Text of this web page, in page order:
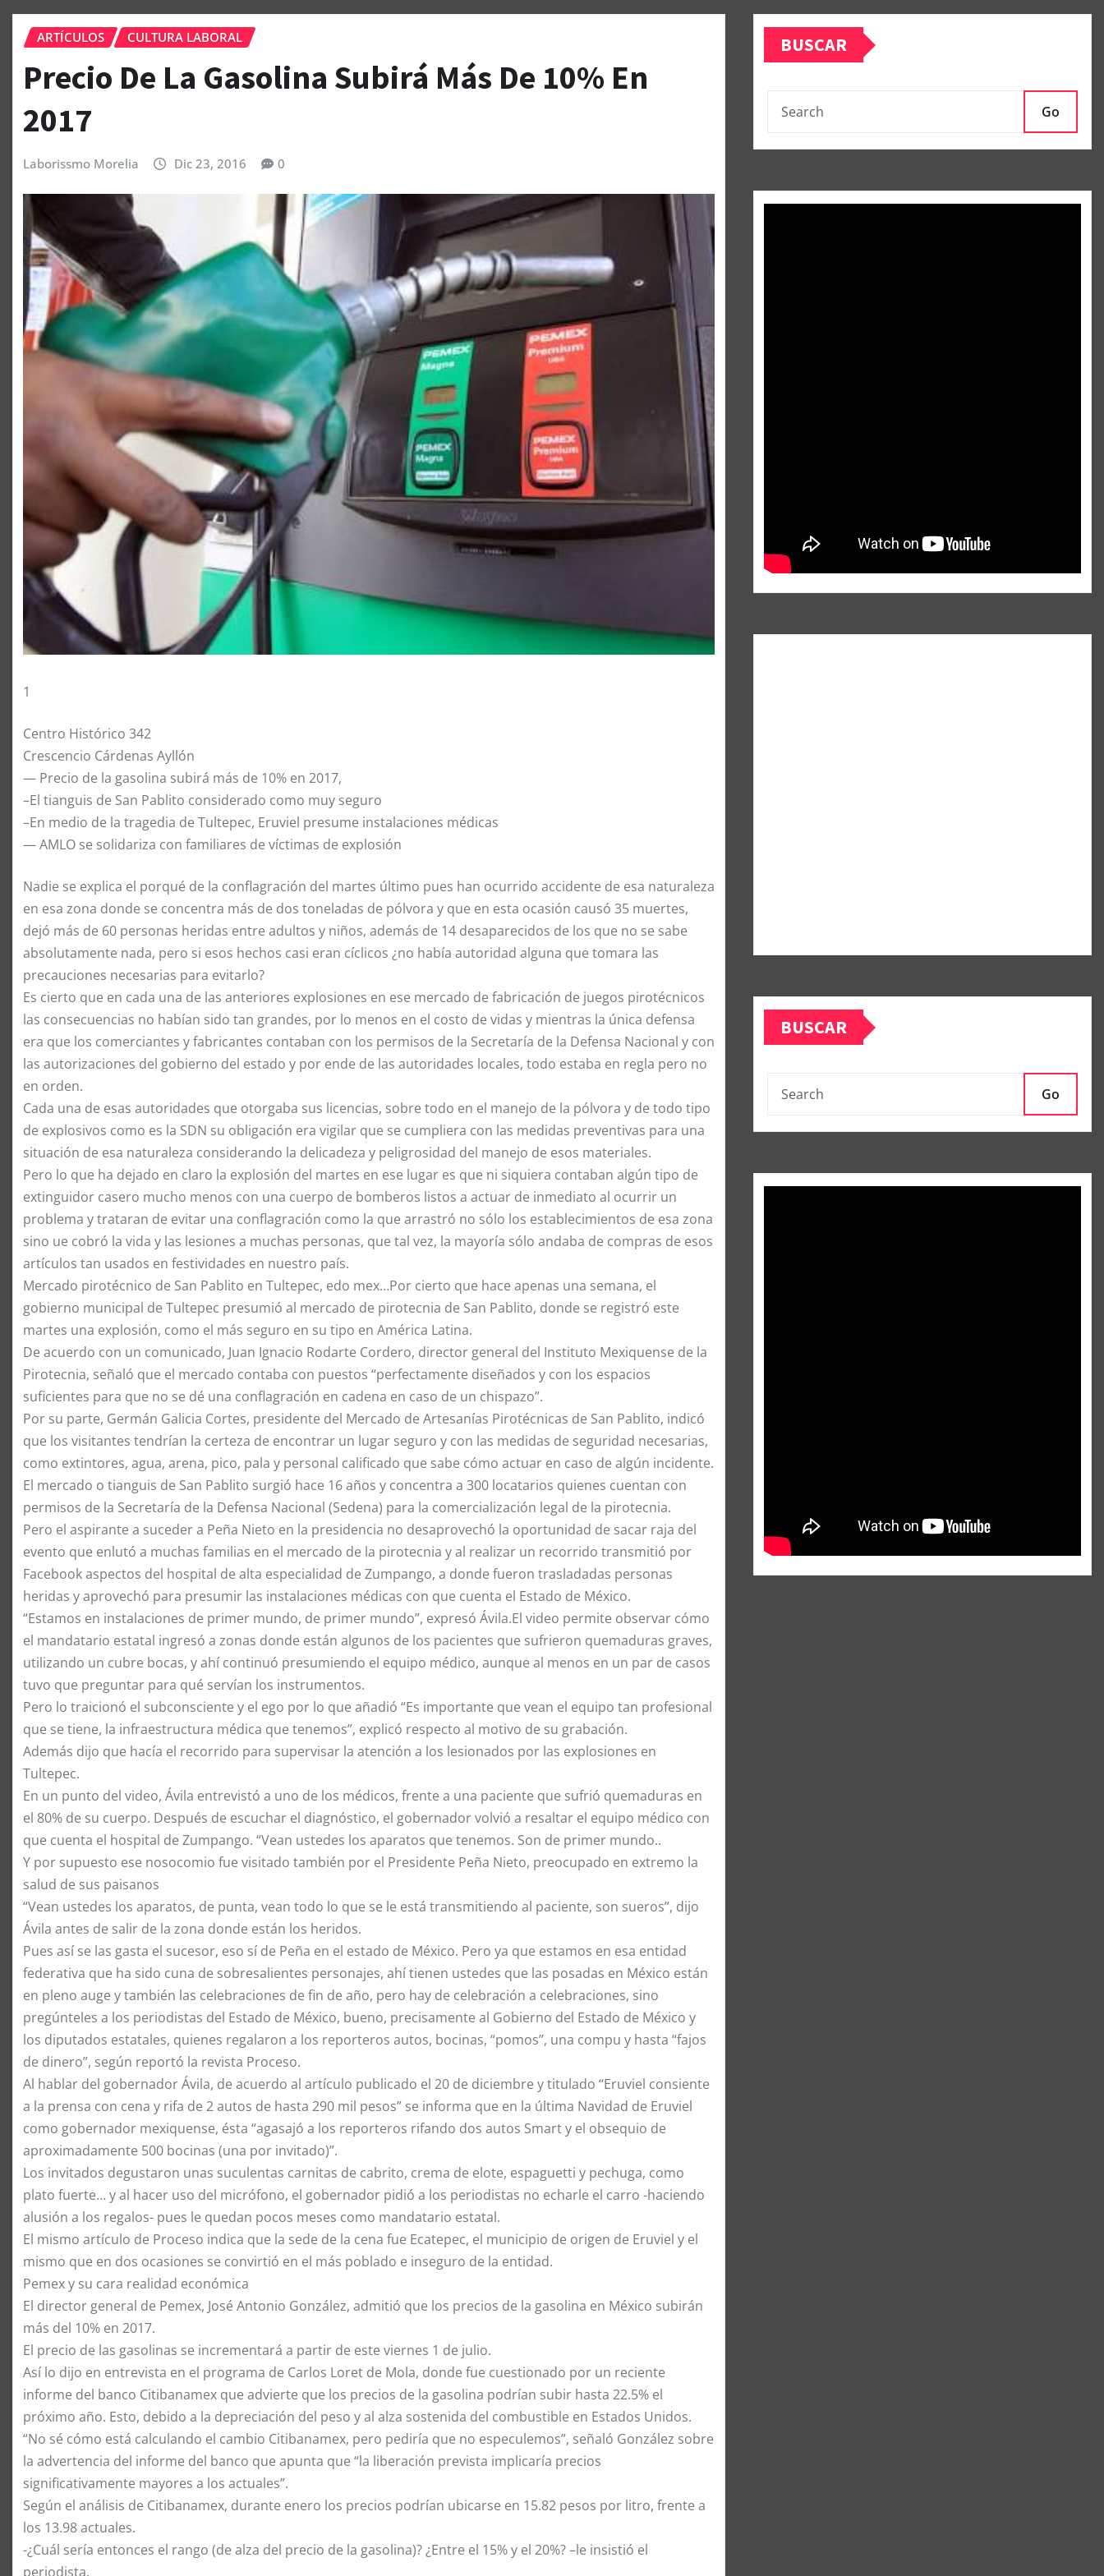
ARTÍCULOS CULTURA LABORAL
Precio De La Gasolina Subirá Más De 10% En
2017
Laborissmo Morelia Dic 23, 2016 0
1
Centro Histórico 342
Crescencio Cárdenas Ayllón
— Precio de la gasolina subirá más de 10% en 2017,
–El tianguis de San Pablito considerado como muy seguro
–En medio de la tragedia de Tultepec, Eruviel presume instalaciones médicas
— AMLO se solidariza con familiares de víctimas de explosión
Nadie se explica el porqué de la conflagración del martes último pues han ocurrido accidente de esa naturaleza
en esa zona donde se concentra más de dos toneladas de pólvora y que en esta ocasión causó 35 muertes,
dejó más de 60 personas heridas entre adultos y niños, además de 14 desaparecidos de los que no se sabe
absolutamente nada, pero si esos hechos casi eran cíclicos ¿no había autoridad alguna que tomara las
precauciones necesarias para evitarlo?
Es cierto que en cada una de las anteriores explosiones en ese mercado de fabricación de juegos pirotécnicos
las consecuencias no habían sido tan grandes, por lo menos en el costo de vidas y mientras la única defensa
era que los comerciantes y fabricantes contaban con los permisos de la Secretaría de la Defensa Nacional y con
las autorizaciones del gobierno del estado y por ende de las autoridades locales, todo estaba en regla pero no
en orden.
Cada una de esas autoridades que otorgaba sus licencias, sobre todo en el manejo de la pólvora y de todo tipo
de explosivos como es la SDN su obligación era vigilar que se cumpliera con las medidas preventivas para una
situación de esa naturaleza considerando la delicadeza y peligrosidad del manejo de esos materiales.
Pero lo que ha dejado en claro la explosión del martes en ese lugar es que ni siquiera contaban algún tipo de
extinguidor casero mucho menos con una cuerpo de bomberos listos a actuar de inmediato al ocurrir un
problema y trataran de evitar una conflagración como la que arrastró no sólo los establecimientos de esa zona
sino ue cobró la vida y las lesiones a muchas personas, que tal vez, la mayoría sólo andaba de compras de esos
artículos tan usados en festividades en nuestro país.
Mercado pirotécnico de San Pablito en Tultepec, edo mex…Por cierto que hace apenas una semana, el
gobierno municipal de Tultepec presumió al mercado de pirotecnia de San Pablito, donde se registró este
martes una explosión, como el más seguro en su tipo en América Latina.
De acuerdo con un comunicado, Juan Ignacio Rodarte Cordero, director general del Instituto Mexiquense de la
Pirotecnia, señaló que el mercado contaba con puestos “perfectamente diseñados y con los espacios
suficientes para que no se dé una conflagración en cadena en caso de un chispazo”.
Por su parte, Germán Galicia Cortes, presidente del Mercado de Artesanías Pirotécnicas de San Pablito, indicó
que los visitantes tendrían la certeza de encontrar un lugar seguro y con las medidas de seguridad necesarias,
como extintores, agua, arena, pico, pala y personal calificado que sabe cómo actuar en caso de algún incidente.
El mercado o tianguis de San Pablito surgió hace 16 años y concentra a 300 locatarios quienes cuentan con
permisos de la Secretaría de la Defensa Nacional (Sedena) para la comercialización legal de la pirotecnia.
Pero el aspirante a suceder a Peña Nieto en la presidencia no desaprovechó la oportunidad de sacar raja del
evento que enlutó a muchas familias en el mercado de la pirotecnia y al realizar un recorrido transmitió por
Facebook aspectos del hospital de alta especialidad de Zumpango, a donde fueron trasladadas personas
heridas y aprovechó para presumir las instalaciones médicas con que cuenta el Estado de México.
“Estamos en instalaciones de primer mundo, de primer mundo”, expresó Ávila.El video permite observar cómo
el mandatario estatal ingresó a zonas donde están algunos de los pacientes que sufrieron quemaduras graves,
utilizando un cubre bocas, y ahí continuó presumiendo el equipo médico, aunque al menos en un par de casos
tuvo que preguntar para qué servían los instrumentos.
Pero lo traicionó el subconsciente y el ego por lo que añadió “Es importante que vean el equipo tan profesional
que se tiene, la infraestructura médica que tenemos”, explicó respecto al motivo de su grabación.
Además dijo que hacía el recorrido para supervisar la atención a los lesionados por las explosiones en
Tultepec.
En un punto del video, Ávila entrevistó a uno de los médicos, frente a una paciente que sufrió quemaduras en
el 80% de su cuerpo. Después de escuchar el diagnóstico, el gobernador volvió a resaltar el equipo médico con
que cuenta el hospital de Zumpango. “Vean ustedes los aparatos que tenemos. Son de primer mundo..
Y por supuesto ese nosocomio fue visitado también por el Presidente Peña Nieto, preocupado en extremo la
salud de sus paisanos
“Vean ustedes los aparatos, de punta, vean todo lo que se le está transmitiendo al paciente, son sueros”, dijo
Ávila antes de salir de la zona donde están los heridos.
Pues así se las gasta el sucesor, eso sí de Peña en el estado de México. Pero ya que estamos en esa entidad
federativa que ha sido cuna de sobresalientes personajes, ahí tienen ustedes que las posadas en México están
en pleno auge y también las celebraciones de fin de año, pero hay de celebración a celebraciones, sino
pregúnteles a los periodistas del Estado de México, bueno, precisamente al Gobierno del Estado de México y
los diputados estatales, quienes regalaron a los reporteros autos, bocinas, “pomos”, una compu y hasta “fajos
de dinero”, según reportó la revista Proceso.
Al hablar del gobernador Ávila, de acuerdo al artículo publicado el 20 de diciembre y titulado “Eruviel consiente
a la prensa con cena y rifa de 2 autos de hasta 290 mil pesos” se informa que en la última Navidad de Eruviel
como gobernador mexiquense, ésta “agasajó a los reporteros rifando dos autos Smart y el obsequio de
aproximadamente 500 bocinas (una por invitado)”.
Los invitados degustaron unas suculentas carnitas de cabrito, crema de elote, espaguetti y pechuga, como
plato fuerte… y al hacer uso del micrófono, el gobernador pidió a los periodistas no echarle el carro -haciendo
alusión a los regalos- pues le quedan pocos meses como mandatario estatal.
El mismo artículo de Proceso indica que la sede de la cena fue Ecatepec, el municipio de origen de Eruviel y el
mismo que en dos ocasiones se convirtió en el más poblado e inseguro de la entidad.
Pemex y su cara realidad económica
El director general de Pemex, José Antonio González, admitió que los precios de la gasolina en México subirán
más del 10% en 2017.
El precio de las gasolinas se incrementará a partir de este viernes 1 de julio.
Así lo dijo en entrevista en el programa de Carlos Loret de Mola, donde fue cuestionado por un reciente
informe del banco Citibanamex que advierte que los precios de la gasolina podrían subir hasta 22.5% el
próximo año. Esto, debido a la depreciación del peso y al alza sostenida del combustible en Estados Unidos.
“No sé cómo está calculando el cambio Citibanamex, pero pediría que no especulemos”, señaló González sobre
la advertencia del informe del banco que apunta que “la liberación prevista implicaría precios
significativamente mayores a los actuales”.
Según el análisis de Citibanamex, durante enero los precios podrían ubicarse en 15.82 pesos por litro, frente a
los 13.98 actuales.
-¿Cuál sería entonces el rango (de alza del precio de la gasolina)? ¿Entre el 15% y el 20%? –le insistió el
periodista.
BUSCAR
Go
BUSCAR
Go